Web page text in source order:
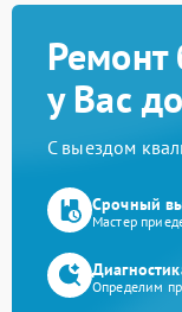
Ремонт
у Вас
С выездом
Срочный
Мастер
Определим